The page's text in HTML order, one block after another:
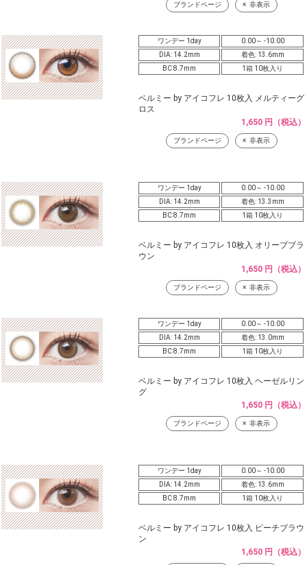
ブランドページ 非表示
ワンデー 1day
0.00～ -10.00
DIA: 14.2mm
着色: 13.6mm
BC 8.7mm
1箱 10枚入り
ベルミー by アイコフレ 10枚入 メルティーグ
ロス
1,650 円（税込）
ブランドページ 非表示
ワンデー 1day
0.00～ -10.00
DIA: 14.2mm
着色: 13.3mm
BC 8.7mm
1箱 10枚入り
ベルミー by アイコフレ 10枚入 オリーブブラ
ウン
1,650 円（税込）
ブランドページ 非表示
ワンデー 1day
0.00～ -10.00
DIA: 14.2mm
着色: 13.0mm
BC 8.7mm
1箱 10枚入り
ベルミー by アイコフレ 10枚入 ヘーゼルリン
グ
1,650 円（税込）
ブランドページ 非表示
ワンデー 1day
0.00～ -10.00
DIA: 14.2mm
着色: 13.6mm
BC 8.7mm
1箱 10枚入り
ベルミー by アイコフレ 10枚入 ピーチブラウ
ン
1,650 円（税込）